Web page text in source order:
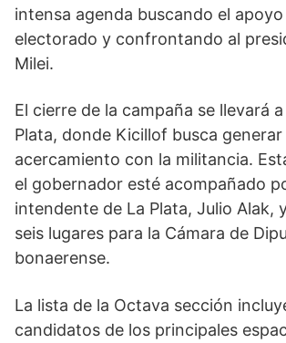
intensa agenda buscando el apoyo
electorado y confrontando al
Milei.
El cierre de la campaña se llevará
Plata, donde Kicillof busca generar
acercamiento con la militancia.
el gobernador esté acompañado
intendente de La Plata, Julio Alak,
seis lugares para la Cámara de
bonaerense.
La lista de la Octava sección
candidatos de los principales